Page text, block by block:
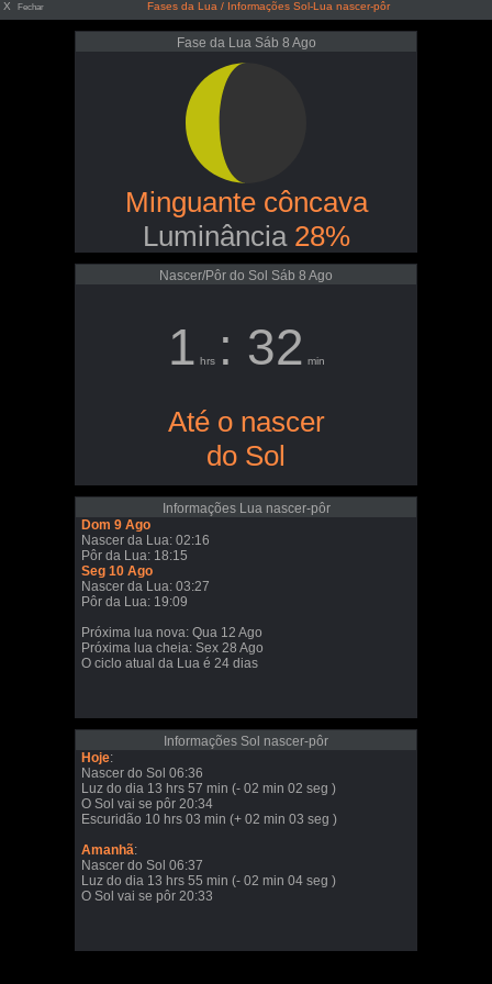
X Fechar Fases da Lua / Informações Sol-Lua nascer-pôr
Fase da Lua Sáb 8 Ago
Minguante côncava
Luminância 28%
Nascer/Pôr do Sol Sáb 8 Ago
1 hrs : 32 min
Até o nascer
do Sol
Informações Lua nascer-pôr
Dom 9 Ago
Nascer da Lua: 02:16
Pôr da Lua: 18:15
Seg 10 Ago
Nascer da Lua: 03:27
Pôr da Lua: 19:09
Próxima lua nova: Qua 12 Ago
Próxima lua cheia: Sex 28 Ago
O ciclo atual da Lua é 24 dias
Informações Sol nascer-pôr
Hoje:
Nascer do Sol 06:36
Luz do dia 13 hrs 57 min (- 02 min 02 seg )
O Sol vai se pôr 20:34
Escuridão 10 hrs 03 min (+ 02 min 03 seg )
Amanhã:
Nascer do Sol 06:37
Luz do dia 13 hrs 55 min (- 02 min 04 seg )
O Sol vai se pôr 20:33